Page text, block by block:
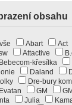
obsahu
vše Abart Act
Attactive
Bebecom-křesílka
Daland
Dre-bury
Evatan GM
Julia